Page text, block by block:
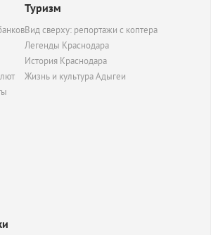
Туризм
Вид сверху: репортажи с коптера
Легенды Краснодара
История Краснодара
Жизнь и культура Адыгеи